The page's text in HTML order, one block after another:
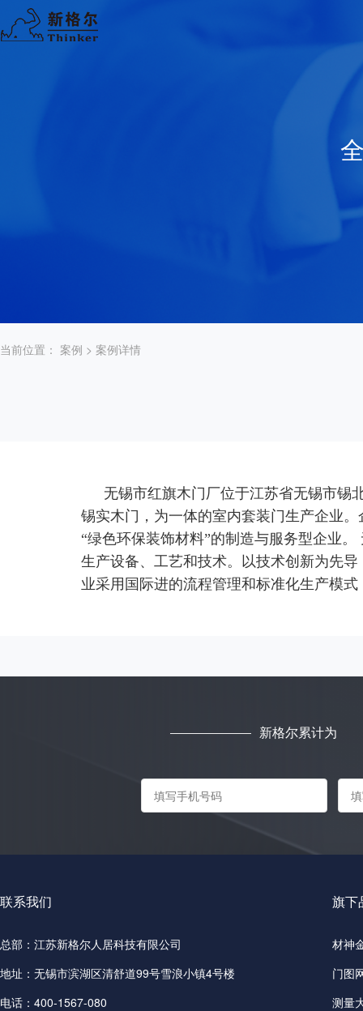
当前位置： 案例 > 案例详情
无锡市红旗木门厂位于江苏省无锡市锡
锡实木门，为一体的室内套装门生产企业
“绿色环保装饰材料”的制造与服务型企业
生产设备、工艺和技术。以技术创新为先
业采用国际进的流程管理和标准化生产模
新格尔累计为
联系我们
总部：江苏新格尔人居科技有限公司
地址：无锡市滨湖区清舒道99号雪浪小镇4号楼
电话：400-1567-080
旗下
材神
门图
测量